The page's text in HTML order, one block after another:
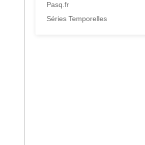
Pasq.fr
Séries Temporelles